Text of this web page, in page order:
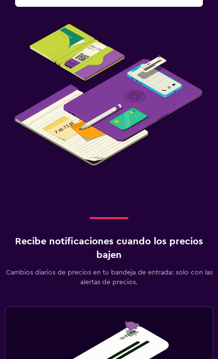
Recibe notificaciones cuando los precios
bajen
Cambios diarios de precios en tu bandeja de entrada: solo con las
alertas de precios.